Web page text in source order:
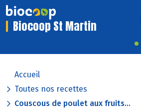
Biocoop St Martin
Accueil
Toutes nos recettes
Couscous de poulet aux fruits...